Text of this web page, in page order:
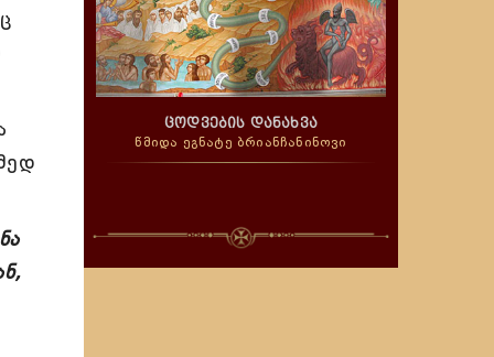
ცოდვების დანახვა
წმიდა ეგნატე ბრიანჩანინოვი